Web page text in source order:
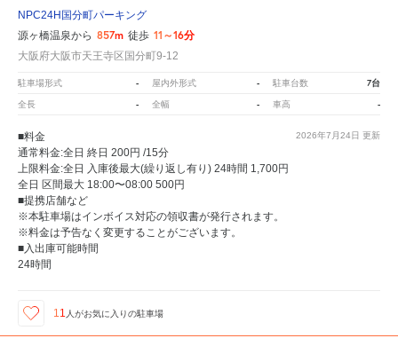
NPC24H国分町パーキング
源ヶ橋温泉から 857m 徒歩 11～16分
大阪府大阪市天王寺区国分町9-12
駐車場形式 - 屋内外形式 - 駐車台数 7台
全長 - 全幅 - 車高 -
2026年7月24日 更新
■料金
通常料金:全日 終日 200円 /15分
上限料金:全日 入庫後最大(繰り返し有り) 24時間 1,700円
全日 区間最大 18:00〜08:00 500円
■提携店舗など
※本駐車場はインボイス対応の領収書が発行されます。
※料金は予告なく変更することがございます。
■入出庫可能時間
24時間
11 人がお気に入りの駐車場